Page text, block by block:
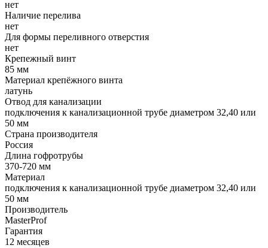
нет
Наличие перелива
нет
Для формы переливного отверстия
нет
Крепежный винт
85 мм
Материал крепёжного винта
латунь
Отвод для канализации
подключения к канализационной трубе диаметром 32,40 или
50 мм
Страна производителя
Россия
Длина гофротрубы
370-720 мм
Материал
подключения к канализационной трубе диаметром 32,40 или
50 мм
Производитель
MasterProf
Гарантия
12 месяцев